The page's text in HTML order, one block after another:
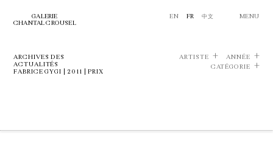
GALERIE
CHANTAL CROUSEL
EN FR 中文 MENU
ARCHIVES DES
ACTUALITÉS
FABRICE GYGI | 2011 | PRIX
ARTISTE
ANNÉE
CATÉGORIE